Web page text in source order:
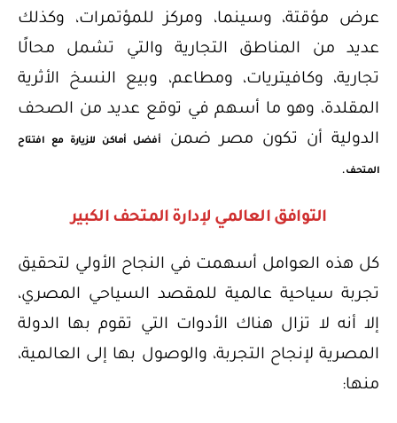
عرض مؤقتة، وسينما، ومركز للمؤتمرات، وكذلك
عديد من المناطق التجارية والتي تشمل محالًا
تجارية، وكافيتريات، ومطاعم، وبيع النسخ الأثرية
المقلدة، وهو ما أسهم في توقع عديد من الصحف
الدولية أن تكون مصر ضمن
أفضل أماكن للزيارة مع افتتاح
المتحف.
التوافق العالمي لإدارة المتحف الكبير
كل هذه العوامل أسهمت في النجاح الأولي لتحقيق
تجربة سياحية عالمية للمقصد السياحي المصري،
إلا أنه لا تزال هناك الأدوات التي تقوم بها الدولة
المصرية لإنجاح التجربة، والوصول بها إلى العالمية،
منها: